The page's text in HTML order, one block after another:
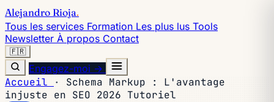
Alejandro Rioja.
Tous les services Formation Les plus lus Tools
Newsletter À propos Contact
🇫🇷
Engagez-moi →
Accueil ·
Schema Markup : L'avantage
injuste en SEO 2026 Tutoriel